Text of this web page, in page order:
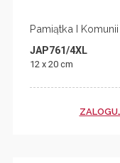
Pamiątka I
JAP761/4XL
12 x 20 cm